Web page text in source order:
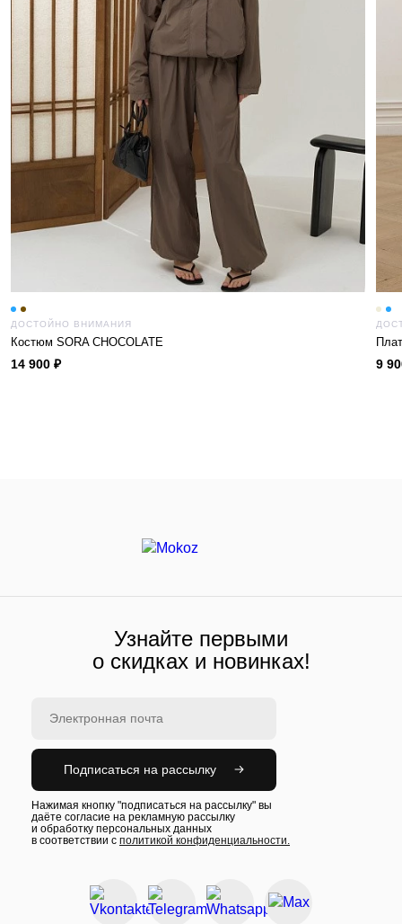
ДОСТОЙНО ВНИМАНИЯ
Костюм SORA CHOCOLATE
14 900 ₽ 9
Узнайте первыми
о скидках и новинках!
Подписаться на рассылку
Нажимая кнопку "подписаться на рассылку" вы
даёте согласие на рекламную рассылку
и обработку персональных данных
в соответствии с политикой конфиденциальности.